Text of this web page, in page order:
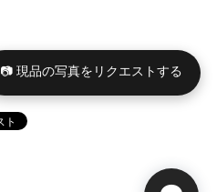
📷 現品の写真をリクエストする